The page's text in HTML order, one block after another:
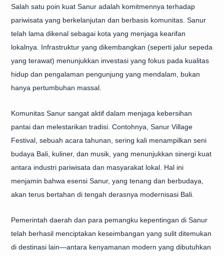
Salah satu poin kuat Sanur adalah komitmennya terhadap
pariwisata yang berkelanjutan dan berbasis komunitas. Sanur
telah lama dikenal sebagai kota yang menjaga kearifan
lokalnya. Infrastruktur yang dikembangkan (seperti jalur sepeda
yang terawat) menunjukkan investasi yang fokus pada kualitas
hidup dan pengalaman pengunjung yang mendalam, bukan
hanya pertumbuhan massal.
Komunitas Sanur sangat aktif dalam menjaga kebersihan
pantai dan melestarikan tradisi. Contohnya, Sanur Village
Festival, sebuah acara tahunan, sering kali menampilkan seni
budaya Bali, kuliner, dan musik, yang menunjukkan sinergi kuat
antara industri pariwisata dan masyarakat lokal. Hal ini
menjamin bahwa esensi Sanur, yang tenang dan berbudaya,
akan terus bertahan di tengah derasnya modernisasi Bali.
Pemerintah daerah dan para pemangku kepentingan di Sanur
telah berhasil menciptakan keseimbangan yang sulit ditemukan
di destinasi lain—antara kenyamanan modern yang dibutuhkan